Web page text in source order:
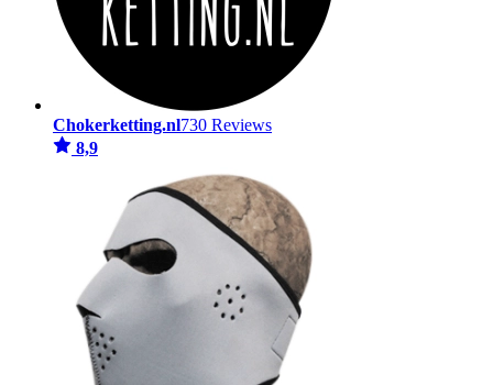
Chokerketting.nl730 Reviews
8,9